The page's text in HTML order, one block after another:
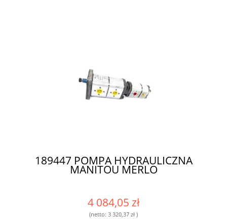
189447 POMPA HYDRAULICZNA
MANITOU MERLO
4 084,05 zł
(netto: 3 320,37 zł )